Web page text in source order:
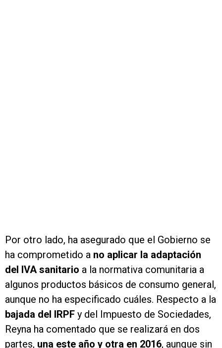
Por otro lado, ha asegurado que el Gobierno se
ha comprometido a no aplicar la adaptación
del IVA sanitario a la normativa comunitaria a
algunos productos básicos de consumo general,
aunque no ha especificado cuáles. Respecto a la
bajada del IRPF y del Impuesto de Sociedades,
Reyna ha comentado que se realizará en dos
partes, una este año y otra en 2016, aunque sin